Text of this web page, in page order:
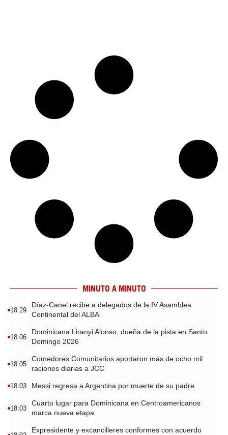
MINUTO A MINUTO
18:29
Díaz-Canel recibe a delegados de la IV Asamblea
Continental del ALBA
18:06
Dominicana Liranyi Alonso, dueña de la pista en Santo
Domingo 2026
18:05
Comedores Comunitarios aportaron más de ocho mil
raciones diarias a JCC
18:03 Messi regresa a Argentina por muerte de su padre
18:03
Cuarto lugar para Dominicana en Centroamericanos
marca nueva etapa
Expresidente y excancilleres conformes con acuerdo